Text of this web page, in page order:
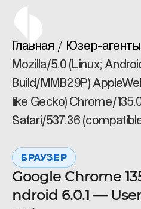
Главная
Юзер-агенты
Mozilla/5.0 (Linux;
Build/MMB29P)
like Gecko) Chrome/
Safari/537.36
БРАУЗЕР
Google Chrome
ndroid 6.0.1 —